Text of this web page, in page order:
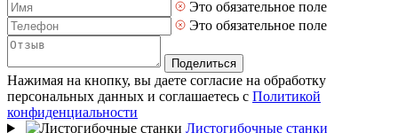
Это обязательное поле
Это обязательное поле
Поделиться
Нажимая на кнопку, вы даете согласие на обработку
персональных данных и соглашаетесь с Политикой
конфиденциальности
Листогибочные станки